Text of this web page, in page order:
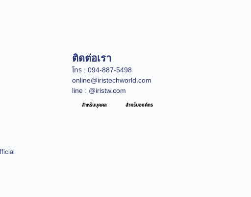
ติดต่อเรา
โทร : 094-887-5498
online@iristechworld.com
line : @iristw.com
สำหรับบุคคล สำหรับองค์กร